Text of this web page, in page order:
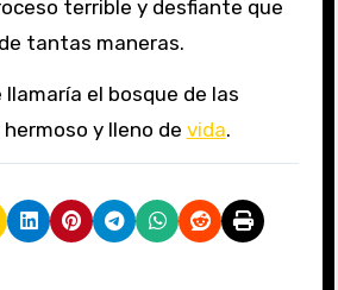
terrible y desfiante que
tantas maneras.
el bosque de las
y lleno de vida.